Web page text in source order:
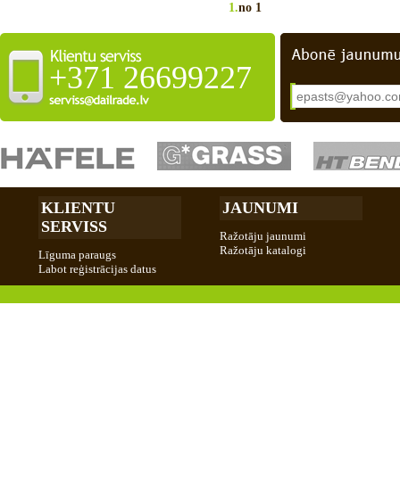
1.no 1
+371 26699227
KLIENTU
SERVISS
Līguma paraugs
Labot reģistrācijas datus
JAUNUMI
Ražotāju jaunumi
Ražotāju katalogi